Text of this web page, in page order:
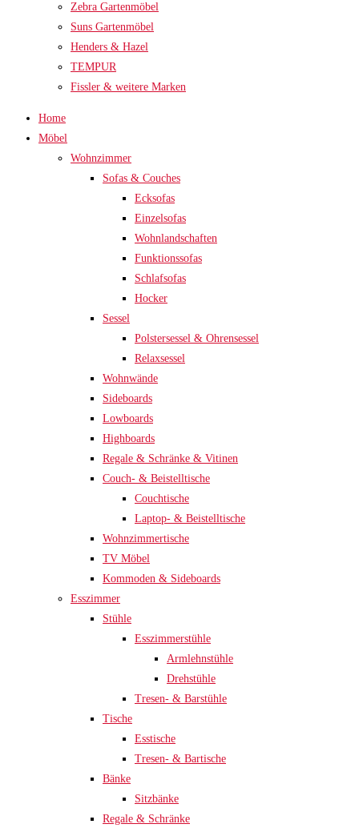
Zebra Gartenmöbel
Suns Gartenmöbel
Henders & Hazel
TEMPUR
Fissler & weitere Marken
Home
Möbel
Wohnzimmer
Sofas & Couches
Ecksofas
Einzelsofas
Wohnlandschaften
Funktionssofas
Schlafsofas
Hocker
Sessel
Polstersessel & Ohrensessel
Relaxsessel
Wohnwände
Sideboards
Lowboards
Highboards
Regale & Schränke & Vitinen
Couch- & Beistelltische
Couchtische
Laptop- & Beistelltische
Wohnzimmertische
TV Möbel
Kommoden & Sideboards
Esszimmer
Stühle
Esszimmerstühle
Armlehnstühle
Drehstühle
Tresen- & Barstühle
Tische
Esstische
Tresen- & Bartische
Bänke
Sitzbänke
Regale & Schränke